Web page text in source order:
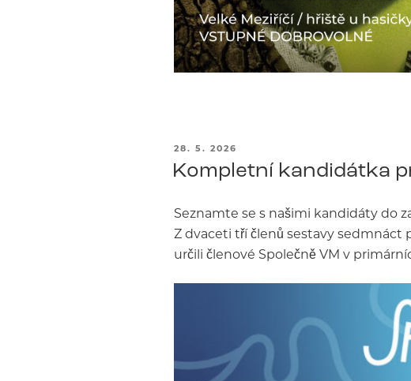
PUBLIKOVÁNO
28. 5. 2026
Kompletní kandidátka
Seznamte se s našimi kandidáty do
Z dvaceti tří členů sestavy sedmnáct
určili členové Společně VM v